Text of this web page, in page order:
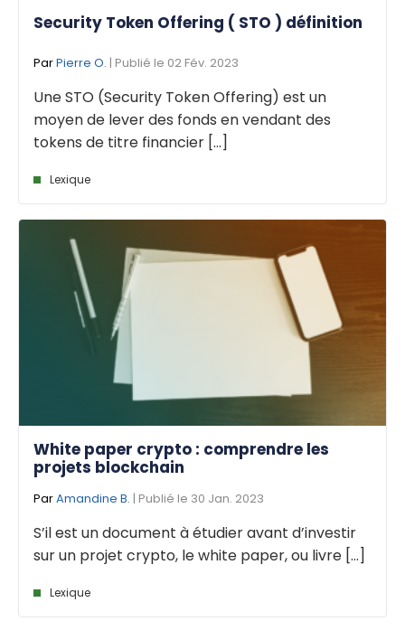
Security Token Offering ( STO ) définition
ParPierre O. | Publié le 02 Fév. 2023
Une STO (Security Token Offering) est un
moyen de lever des fonds en vendant des
tokens de titre financier [...]
Lexique
White paper crypto : comprendre les
projets blockchain
ParAmandine B. | Publié le 30 Jan. 2023
S’il est un document à étudier avant d’investir
sur un projet crypto, le white paper, ou livre [...]
Lexique